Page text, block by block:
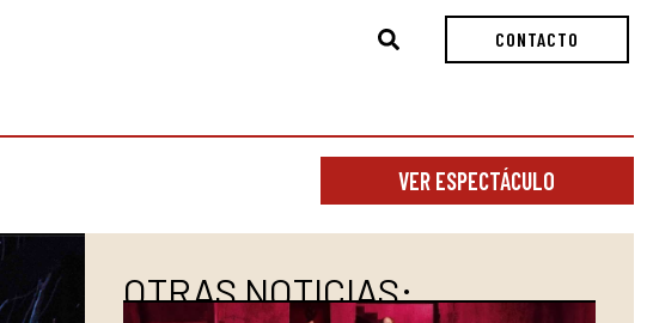
Buscar CONTACTO
VER ESPECTÁCULO
OTRAS NOTICIAS: